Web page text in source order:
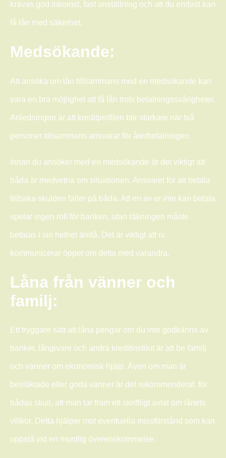
krävas god inkomst, fast anställning och att du endast kan
få lån med säkerhet.
Medsökande:
Att ansöka om lån tillsammans med en medsökande kan
vara en bra möjlighet att få lån trots betalningssvårigheter.
Anledningen är att kreditprofilen blir starkare när två
personer tillsammans ansvarar för återbetalningen.
Innan du ansöker med en medsökande är det viktigt att
båda är medvetna om situationen. Ansvaret för att betala
tillbaka skulden faller på båda. Att en av er inte kan betala
spelar ingen roll för banken, utan räkningen måste
betalas i sin helhet ändå. Det är viktigt att ni
kommunicerar öppet om detta med varandra.
Låna från vänner och
familj:
Ett tryggare sätt att låna pengar om du inte godkänns av
banker, långivare och andra kreditinstitut är att be familj
och vänner om ekonomisk hjälp. Även om man är
besläktade eller goda vänner är det rekommenderat, för
bådas skull, att man tar fram ett skriftligt avtal om lånets
villkor. Detta hjälper mot eventuella missförstånd som kan
uppstå vid en muntlig överenskommelse.